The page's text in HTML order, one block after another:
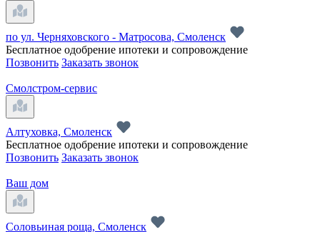
по ул. Черняховского - Матросова, Смоленск
Бесплатное одобрение ипотеки и сопровождение
Позвонить Заказать звонок
Смолстром-сервис
Алтуховка, Смоленск
Бесплатное одобрение ипотеки и сопровождение
Позвонить Заказать звонок
Ваш дом
Соловьиная роща, Смоленск